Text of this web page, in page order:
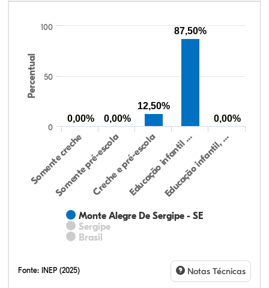
Percentual
Monte Alegre De Sergipe - SE
Sergipe
Brasil
Somente creche
Somente pré-escolaCreche e pré-escolaEducação infantil …
Educação infantil, …
0
50
100
0,00% 0,00%
12,50%
87,50%
0,00%
Fonte: INEP (2025) Notas Técnicas